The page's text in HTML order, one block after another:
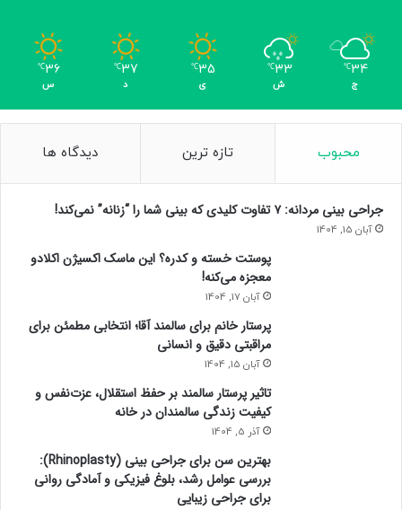
34
℃
ج
33
℃
ش
35
℃
ی
37
℃
د
36
℃
س
محبوب تازه ترین دیدگاه ها
جراحی بینی مردانه: ۷ تفاوت کلیدی که بینی شما را “زنانه” نمی‌کند!
آبان 15, 1404
پوستت خسته و کدره؟ این ماسک اکسیژن اکلادو
معجزه می‌کنه!
آبان 17, 1404
پرستار خانم برای سالمند آقا؛ انتخابی مطمئن برای
مراقبتی دقیق و انسانی
آبان 15, 1404
تاثیر پرستار سالمند بر حفظ استقلال، عزت‌نفس و
کیفیت زندگی سالمندان در خانه
آذر 5, 1404
بهترین سن برای جراحی بینی (Rhinoplasty):
بررسی عوامل رشد، بلوغ فیزیکی و آمادگی روانی
برای جراحی زیبایی